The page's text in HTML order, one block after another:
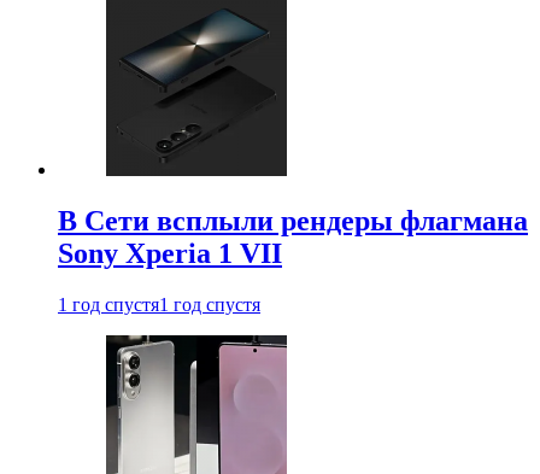
В Сети всплыли рендеры флагмана
Sony Xperia 1 VII
1 год спустя1 год спустя